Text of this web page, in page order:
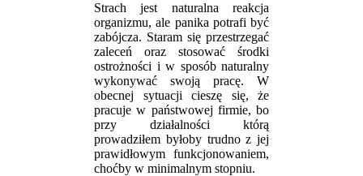
Strach jest naturalna reakcja
organizmu, ale panika potrafi być
zabójcza. Staram się przestrzegać
zaleceń oraz stosować środki
ostrożności i w sposób naturalny
wykonywać swoją pracę. W
obecnej sytuacji cieszę się, że
pracuje w państwowej firmie, bo
przy działalności którą
prowadziłem byłoby trudno z jej
prawidłowym funkcjonowaniem,
choćby w minimalnym stopniu.